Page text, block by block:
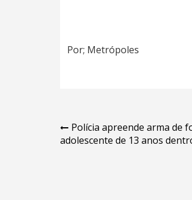
Por; Metrópoles
Navegação
de
Polícia apreende arma de
adolescente de 13 anos